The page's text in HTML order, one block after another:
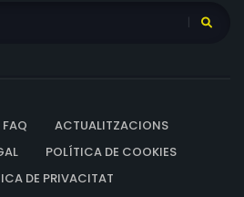
FAQ
ACTUALITZACIONS
POLÍTICA DE COOKIES
DE PRIVACITAT